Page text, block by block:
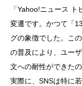
「Yahoo!ニュース
変遷です。かつて「
グの象徴でした。こ
の普及により、ユー
文への耐性ができた
実際に、SNSは特に